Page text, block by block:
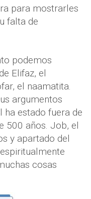
para mostrarles
falta de
podemos
Elifaz, el
el naamatita.
argumentos
ha estado fuera de
500 años. Job, el
y apartado del
cosas